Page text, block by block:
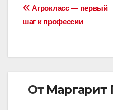
Навигация
записям
Агрокласс — первый
шаг к профессии
От Маргарит